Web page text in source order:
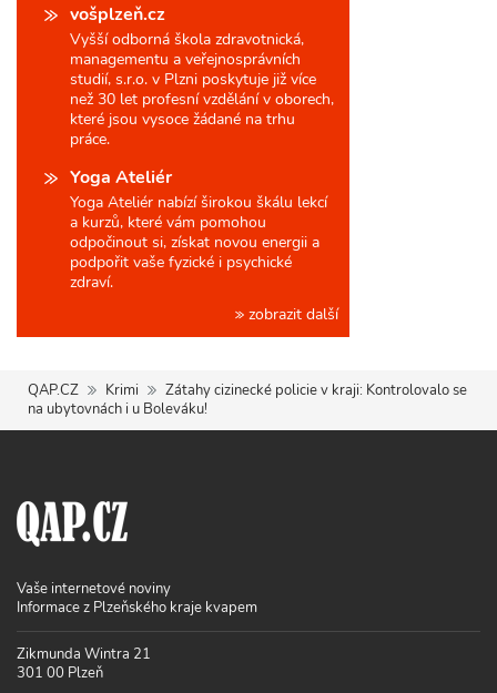
vošplzeň.cz
Vyšší odborná škola zdravotnická,
managementu a veřejnosprávních
studií, s.r.o. v Plzni poskytuje již více
než 30 let profesní vzdělání v oborech,
které jsou vysoce žádané na trhu
práce.
Yoga Ateliér
Yoga Ateliér nabízí širokou škálu lekcí
a kurzů, které vám pomohou
odpočinout si, získat novou energii a
podpořit vaše fyzické i psychické
zdraví.
zobrazit další
QAP.CZ Krimi
Zátahy cizinecké policie v kraji: Kontrolovalo se
na ubytovnách i u Boleváku!
Vaše internetové noviny
Informace z Plzeňského kraje kvapem
Zikmunda Wintra 21
301 00 Plzeň